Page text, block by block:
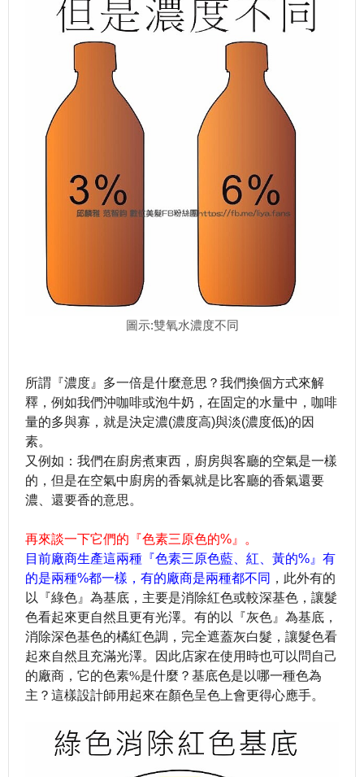
圖示:雙氧水濃度不同
所謂『濃度』多一倍是什麼意思？我們換個方式來解
釋，例如我們沖咖啡或泡牛奶，在固定的水量中，咖啡
量的多與寡，就是決定濃(濃度高)與淡(濃度低)的因
素。
又例如：我們在廚房煮東西，廚房與客廳的空氣是一樣
的，但是在空氣中廚房的香氣就是比客廳的香氣還要
濃、還要香的意思。
再來談一下它們的『色素三原色的% 』。
目前廠商生產這兩種『色素三原色藍、紅、黃的% 』有
的是兩種%都一樣，有的廠商是兩種都不同 ，此外有的
以『綠色』為基底，主要是消除紅色或較深基色， 讓髮
色看起來更自然且更有光澤。 有的以『灰色』為基底，
消除深色基色的橘紅色調， 完全遮蓋灰白髮，讓髮色看
起來自然且充滿光澤。因此店家在使用時也可以問自己
的廠商，它的色素%是什麼？基底色是以哪一種色為
主？這樣設計師用起來在顏色呈色上會更得心應手。